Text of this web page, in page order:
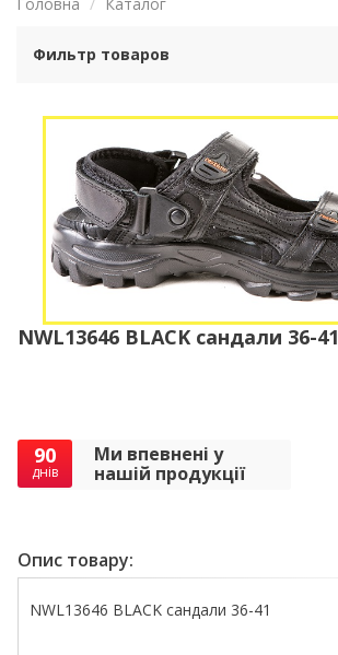
Фильтр товаров
NWL13646 BLACK сандали 36-41
90
днів
Ми впевнені у
нашій продукції
Опис товару:
NWL13646 BLACK сандали 36-41